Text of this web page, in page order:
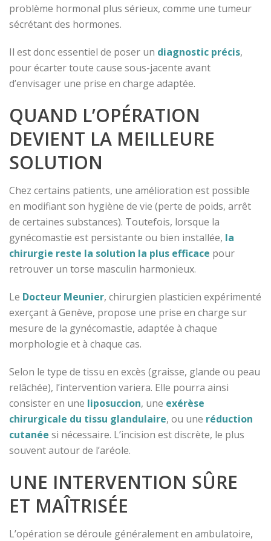
problème hormonal plus sérieux, comme une tumeur
sécrétant des hormones.
Il est donc essentiel de poser un diagnostic précis,
pour écarter toute cause sous-jacente avant
d’envisager une prise en charge adaptée.
QUAND L’OPÉRATION
DEVIENT LA MEILLEURE
SOLUTION
Chez certains patients, une amélioration est possible
en modifiant son hygiène de vie (perte de poids, arrêt
de certaines substances). Toutefois, lorsque la
gynécomastie est persistante ou bien installée, la
chirurgie reste la solution la plus efficace pour
retrouver un torse masculin harmonieux.
Le Docteur Meunier, chirurgien plasticien expérimenté
exerçant à Genève, propose une prise en charge sur
mesure de la gynécomastie, adaptée à chaque
morphologie et à chaque cas.
Selon le type de tissu en excès (graisse, glande ou peau
relâchée), l’intervention variera. Elle pourra ainsi
consister en une liposuccion, une exérèse
chirurgicale du tissu glandulaire, ou une réduction
cutanée si nécessaire. L’incision est discrète, le plus
souvent autour de l’aréole.
UNE INTERVENTION SÛRE
ET MAÎTRISÉE
L’opération se déroule généralement en ambulatoire,